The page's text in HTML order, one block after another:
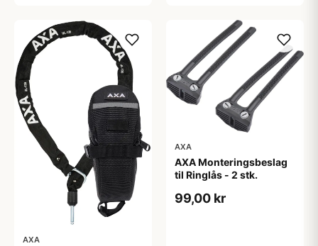
AXA
AXA
AXA Monteringsbeslag
til Ringlås - 2 stk.
99,00 kr